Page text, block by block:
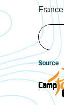
France
Source